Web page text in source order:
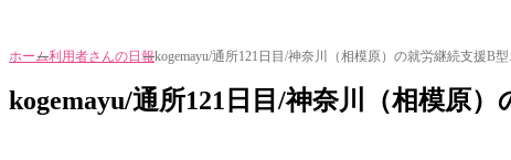
ホーム利用者さんの日報kogemayu/通所121日目/神奈川（相模原）の就労継続支援B
kogemayu/通所121日目/神奈川（相模原